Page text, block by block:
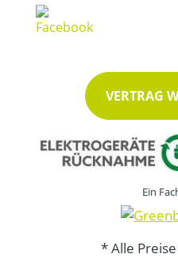
VERTRAG
Ein
* Alle